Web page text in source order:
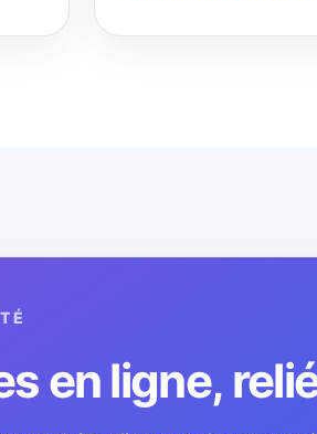
en ligne,